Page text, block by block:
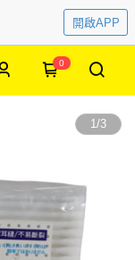
開啟APP
0
1/3